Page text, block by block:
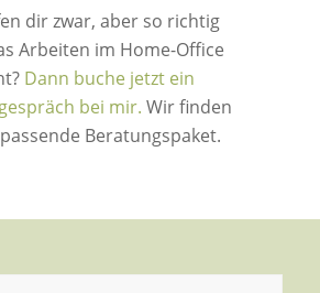
dir zwar, aber so richtig
Arbeiten im Home-Office
Dann buche jetzt ein
bei mir. Wir finden
Beratungspaket.